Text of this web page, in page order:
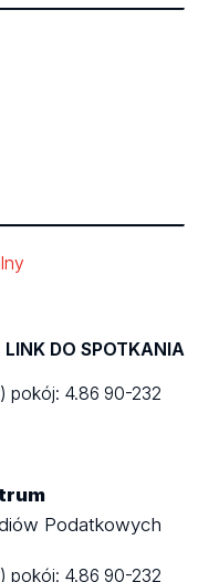
LINK DO SPOTKANIA
pokój: 4.8690-232
Podatkowych
pokój: 4.8690-232